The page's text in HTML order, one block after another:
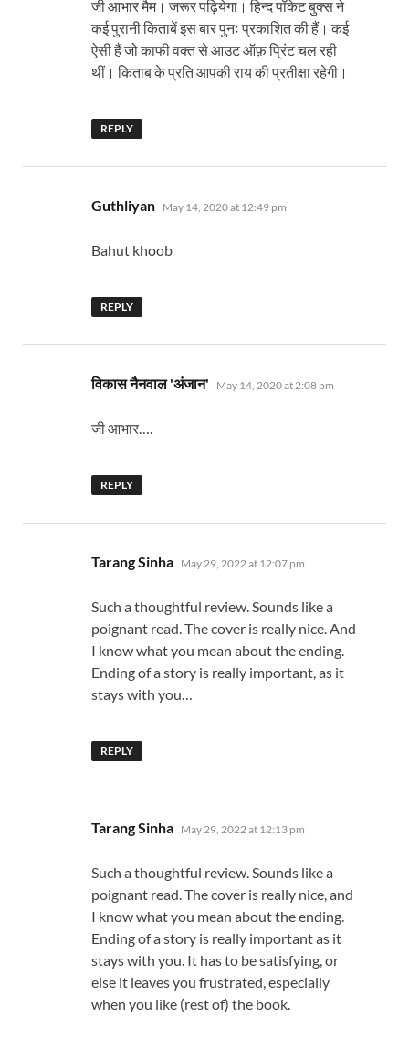
जी आभार मैम। जरूर पढ़ियेगा। हिन्द पॉकेट बुक्स ने
कई पुरानी किताबें इस बार पुनः प्रकाशित की हैं। कई
ऐसी हैं जो काफी वक्त से आउट ऑफ़ प्रिंट चल रही
थीं। किताब के प्रति आपकी राय की प्रतीक्षा रहेगी।
REPLY
Guthliyan says:
May 14, 2020 at 12:49 pm
Bahut khoob
REPLY
विकास नैनवाल 'अंजान' says:
May 14, 2020 at 2:08 pm
जी आभार….
REPLY
Tarang Sinha says:
May 29, 2022 at 12:07 pm
Such a thoughtful review. Sounds like a
poignant read. The cover is really nice. And
I know what you mean about the ending.
Ending of a story is really important, as it
stays with you…
REPLY
Tarang Sinha says:
May 29, 2022 at 12:13 pm
Such a thoughtful review. Sounds like a
poignant read. The cover is really nice, and
I know what you mean about the ending.
Ending of a story is really important as it
stays with you. It has to be satisfying, or
else it leaves you frustrated, especially
when you like (rest of) the book.